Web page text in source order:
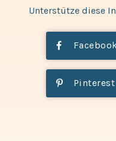
Unterstütze diese
Pinterest